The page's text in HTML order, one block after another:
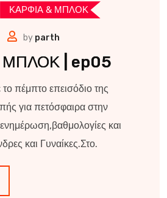
ΚΑΡΦΙΑ & ΜΠΛΟΚ
by parth
ΜΠΛΟΚ | ep05
πέμπτο επεισόδιο της
για πετόσφαιρα στην
και
και Γυναίκες.Στο.